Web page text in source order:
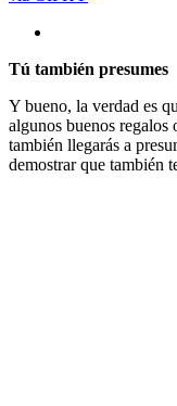
Tú también presumes
Y bueno, la verdad es
algunos buenos regalos
también llegarás a
demostrar que también